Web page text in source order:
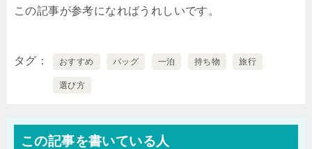
この記事が参考になればうれしいです。
タグ おすすめ バッグ 一泊 持ち物 旅行
選び方
この記事を書いている人